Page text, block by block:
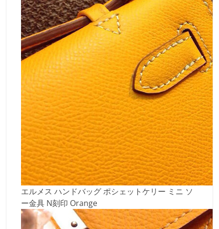
エルメス ハンドバッグ ポシェットケリー ミニ ソ
ー金具 N刻印 Orange